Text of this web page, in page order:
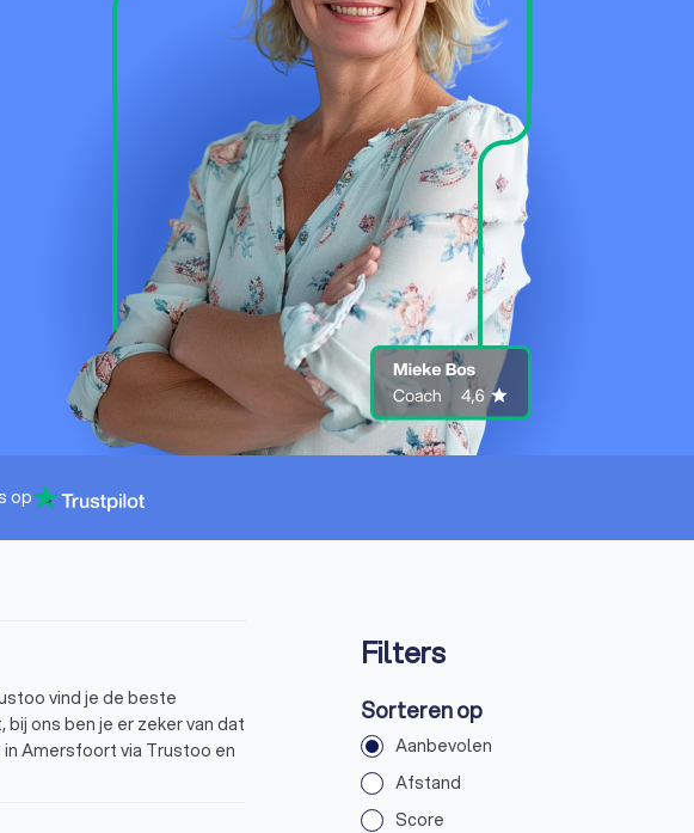
op
vind je de beste
ons ben je er zeker van dat
Amersfoort via Trustoo en
Filters
Sorteren op
Aanbevolen
Afstand
Score